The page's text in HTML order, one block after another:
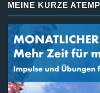
MEINE KURZE